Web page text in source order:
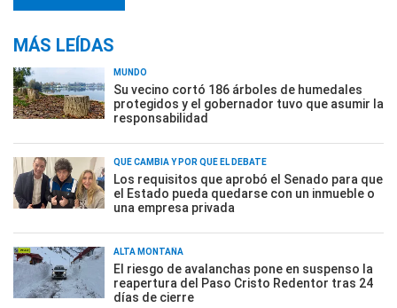
MÁS LEÍDAS
MUNDO
Su vecino cortó 186 árboles de humedales
protegidos y el gobernador tuvo que asumir la
responsabilidad
QUÉ CAMBIA Y POR QUÉ EL DEBATE
Los requisitos que aprobó el Senado para que
el Estado pueda quedarse con un inmueble o
una empresa privada
ALTA MONTAÑA
El riesgo de avalanchas pone en suspenso la
reapertura del Paso Cristo Redentor tras 24
días de cierre